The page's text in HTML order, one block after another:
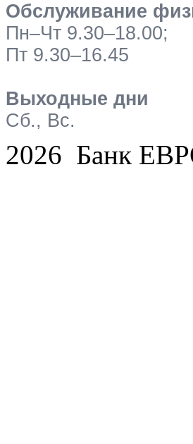
Обслуживание
Пн–Чт 9.30–18.00;
Пт 9.30–16.45
Выходные дни
Сб., Вс.
2026 Банк